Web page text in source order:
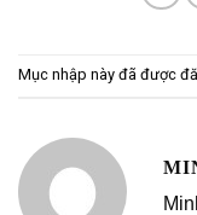
Mục nhập này đã được